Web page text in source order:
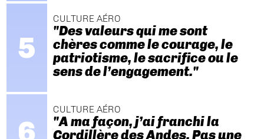
CULTURE AÉRO
"Des valeurs qui me sont
chères comme le courage, le
patriotisme, le sacrifice ou le
sens de l’engagement."
CULTURE AÉRO
"A ma façon, j’ai franchi la
Cordillère des Andes. Pas une